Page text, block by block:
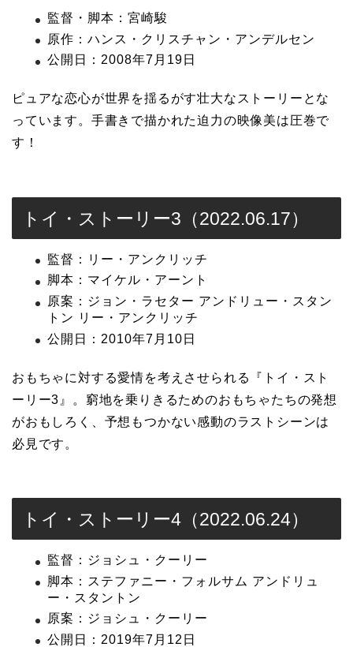
監督・脚本：宮崎駿
原作：ハンス・クリスチャン・アンデルセン
公開日：2008年7月19日
ピュアな恋心が世界を揺るがす壮大なストーリーとな
っています。手書きで描かれた迫力の映像美は圧巻で
す！
トイ・ストーリー3（2022.06.17）
監督：リー・アンクリッチ
脚本：マイケル・アーント
原案：ジョン・ラセター アンドリュー・スタン
トン リー・アンクリッチ
公開日：2010年7月10日
おもちゃに対する愛情を考えさせられる『トイ・スト
ーリー3』。窮地を乗りきるためのおもちゃたちの発想
がおもしろく、予想もつかない感動のラストシーンは
必見です。
トイ・ストーリー4（2022.06.24）
監督：ジョシュ・クーリー
脚本：ステファニー・フォルサム アンドリュ
ー・スタントン
原案：ジョシュ・クーリー
公開日：2019年7月12日